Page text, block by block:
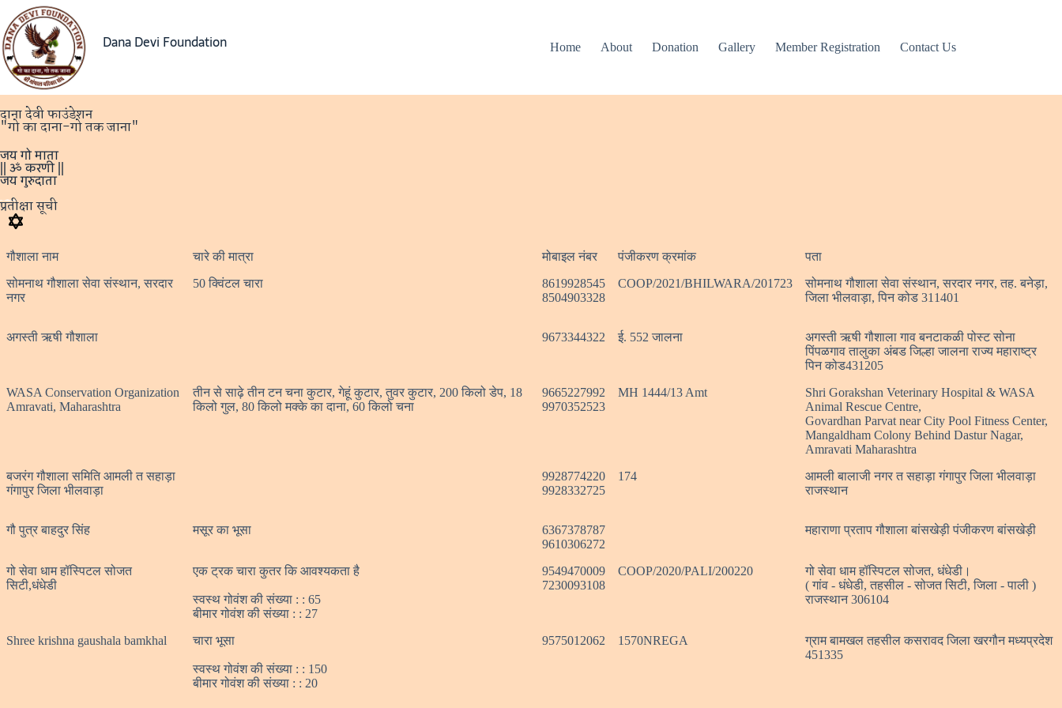
Dana Devi Foundation Home About Donation Gallery Member Registration Contact Us
दाना देवी फाउंडेशन
"गो का दाना-गो तक जाना"
जय गो माता
|| ॐ करणी ||
जय गुरुदाता
प्रतीक्षा सूची
गौशाला नाम चारे की मात्रा मोबाइल नंबर पंजीकरण क्रमांक
पता
सोमनाथ गौशाला सेवा संस्थान, सरदार
नगर
50 क्विंटल चारा
8619928545
8504903328
COOP/2021/BHILWARA/201723
सोमनाथ गौशाला सेवा संस्थान, सरदार नगर, तह. बनेड़ा,
जिला भीलवाड़ा, पिन कोड 311401
अगस्ती ऋषी गौशाला 9673344322 ई. 552 जालना
अगस्ती ऋषी गौशाला गाव बनटाकळी पोस्ट सोना
पिंपळगाव तालुका अंबड जिल्हा जालना राज्य महाराष्ट्र
पिन कोड431205
WASA Conservation Organization
Amravati, Maharashtra
तीन से साढ़े तीन टन चना कुटार, गेहूं कुटार, तुवर कुटार, 200 किलो डेप, 18
किलो गुल, 80 किलो मक्के का दाना, 60 किलो चना
9665227992
9970352523
MH 1444/13 Amt
Shri Gorakshan Veterinary Hospital & WASA
Animal Rescue Centre,
Govardhan Parvat near City Pool Fitness Center,
Mangaldham Colony Behind Dastur Nagar,
Amravati Maharashtra
बजरंग गौशाला समिति आमली त सहाड़ा
गंगापुर जिला भीलवाड़ा
9928774220
9928332725
174
आमली बालाजी नगर त सहाड़ा गंगापुर जिला भीलवाड़ा
राजस्थान
गौ पुत्र बाहदुर सिंह मसूर का भूसा
6367378787
9610306272
महाराणा प्रताप गौशाला बांसखेड़ी पंजीकरण बांसखेड़ी
गो सेवा धाम हॉस्पिटल सोजत
सिटी,धंधेडी
एक ट्रक चारा कुतर कि आवश्यकता है
स्वस्थ गोवंश की संख्या : : 65
बीमार गोवंश की संख्या : : 27
9549470009
7230093108
COOP/2020/PALI/200220
गो सेवा धाम हॉस्पिटल सोजत, धंधेडी।
( गांव - धंधेडी, तहसील - सोजत सिटी, जिला - पाली )
राजस्थान 306104
Shree krishna gaushala bamkhal चारा भूसा
स्वस्थ गोवंश की संख्या : : 150
बीमार गोवंश की संख्या : : 20
9575012062 1570NREGA
ग्राम बामखल तहसील कसरावद जिला खरगौन मध्यप्रदेश
451335